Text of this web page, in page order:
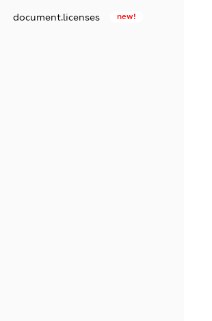
document.licenses new!